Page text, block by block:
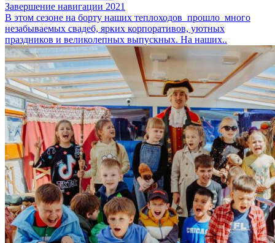
Завершение навигации 2021
В этом сезоне на борту наших теплоходов прошло много
незабываемых свадеб, ярких корпоративов, уютных
праздников и великолепных выпускных. На наших..